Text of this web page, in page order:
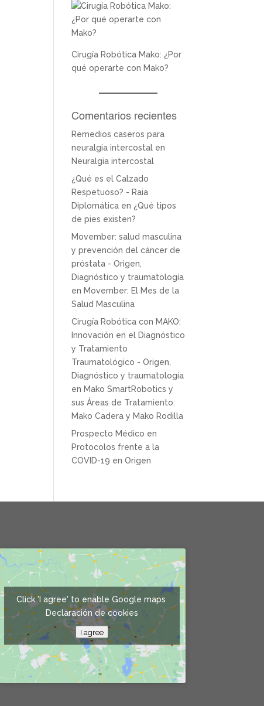
Cirugía Robótica Mako: ¿Por
qué operarte con Mako?
Comentarios recientes
Remedios caseros para
neuralgia intercostal en
Neuralgia intercostal
¿Qué es el Calzado
Respetuoso? - Raia
Diplomática en ¿Qué tipos
de pies existen?
Movember: salud masculina
y prevención del cáncer de
próstata - Origen,
Diagnóstico y traumatología
en Movember: El Mes de la
Salud Masculina
Cirugía Robótica con MAKO:
Innovación en el Diagnóstico
y Tratamiento
Traumatológico - Origen,
Diagnóstico y traumatología
en Mako SmartRobotics y
sus Áreas de Tratamiento:
Mako Cadera y Mako Rodilla
Prospecto Médico en
Protocolos frente a la
COVID-19 en Origen
Click 'I agree' to enable Google maps
Declaración de cookies
I agree